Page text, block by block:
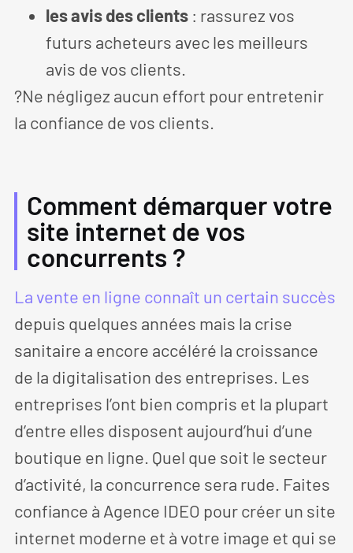
les avis des clients: rassurez vos
futurs acheteurs avec les meilleurs
avis de vos clients.
?Ne négligez aucun effort pour entretenir
la confiance de vos clients.
Comment démarquer votre
site internet de vos
concurrents ?
La vente en ligne connaît un certain succès
depuis quelques années mais la crise
sanitaire a encore accéléré la croissance
de la digitalisation des entreprises. Les
entreprises l’ont bien compris et la plupart
d’entre elles disposent aujourd’hui d’une
boutique en ligne. Quel que soit le secteur
d’activité, la concurrence sera rude. Faites
confiance à Agence IDEO pour créer un site
internet moderne et à votre image et qui se